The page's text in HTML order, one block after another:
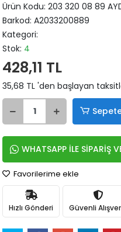
Ürün Kodu: 203 320 08 89
Barkod: A2033200889
Kategori:
Stok: 4
428,11 TL
35,68 TL 'den başlayan
WHATSAPP İLE SİPARİŞ
Favorilerime ekle
Hızlı Gönderi Güvenli